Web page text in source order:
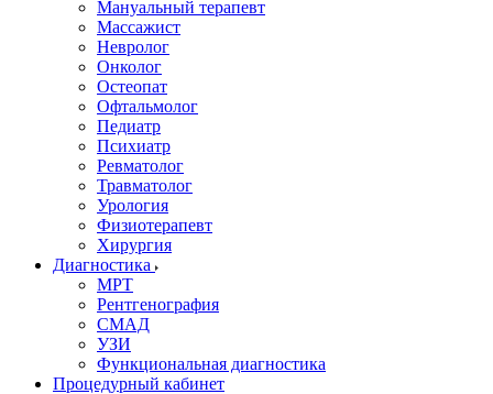
Мануальный терапевт
Массажист
Невролог
Онколог
Остеопат
Офтальмолог
Педиатр
Психиатр
Ревматолог
Травматолог
Урология
Физиотерапевт
Хирургия
Диагностика
МРТ
Рентгенография
СМАД
УЗИ
Функциональная диагностика
Процедурный кабинет